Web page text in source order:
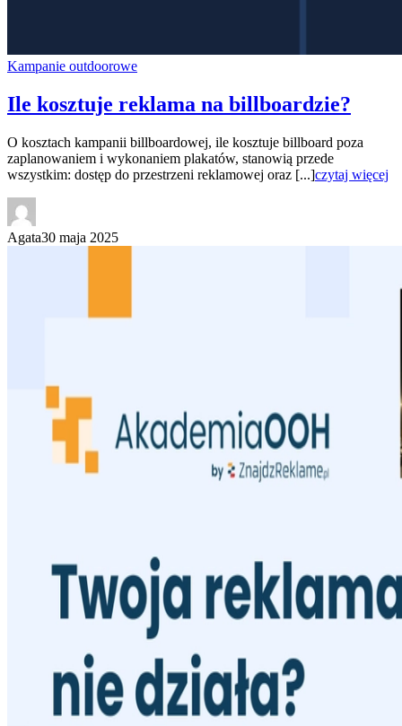
Kampanie outdoorowe
Ile kosztuje reklama na billboardzie?
O kosztach kampanii billboardowej, ile kosztuje billboard poza
zaplanowaniem i wykonaniem plakatów, stanowią przede
wszystkim: dostęp do przestrzeni reklamowej oraz [...]czytaj więcej
Agata30 maja 2025